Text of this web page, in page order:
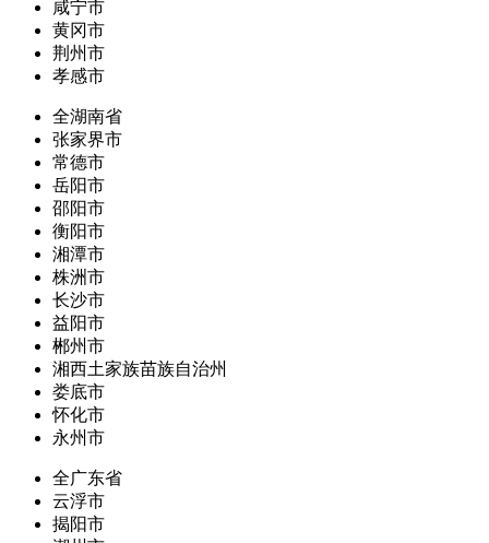
咸宁市
黄冈市
荆州市
孝感市
全湖南省
张家界市
常德市
岳阳市
邵阳市
衡阳市
湘潭市
株洲市
长沙市
益阳市
郴州市
湘西土家族苗族自治州
娄底市
怀化市
永州市
全广东省
云浮市
揭阳市